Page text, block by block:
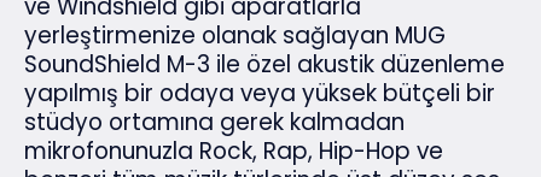
ve Windshield gibi aparatlarla
yerleştirmenize olanak sağlayan MUG
SoundShield M-3 ile özel akustik düzenleme
yapılmış bir odaya veya yüksek bütçeli bir
stüdyo ortamına gerek kalmadan
mikrofonunuzla Rock, Rap, Hip-Hop ve